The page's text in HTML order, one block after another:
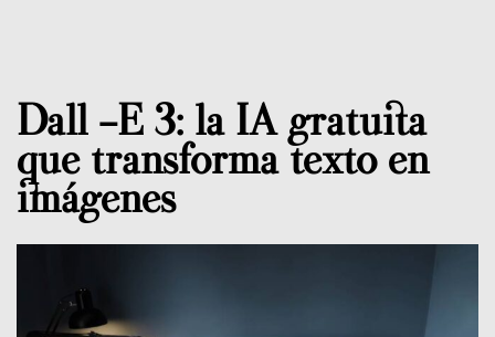
Dall -E 3: la IA gratuita
que transforma texto en
imágenes